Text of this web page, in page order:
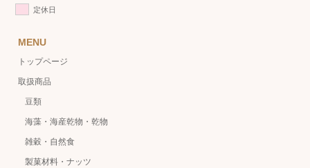
定休日
MENU
トップページ
取扱商品
豆類
海藻・海産乾物・乾物
雑穀・自然食
製菓材料・ナッツ